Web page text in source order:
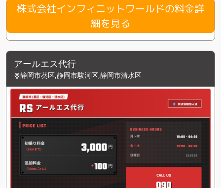
株式会社インフィニットワールドの料金詳
細を見る
アールエス代行
静岡市葵区,静岡市駿河区,静岡市清水区